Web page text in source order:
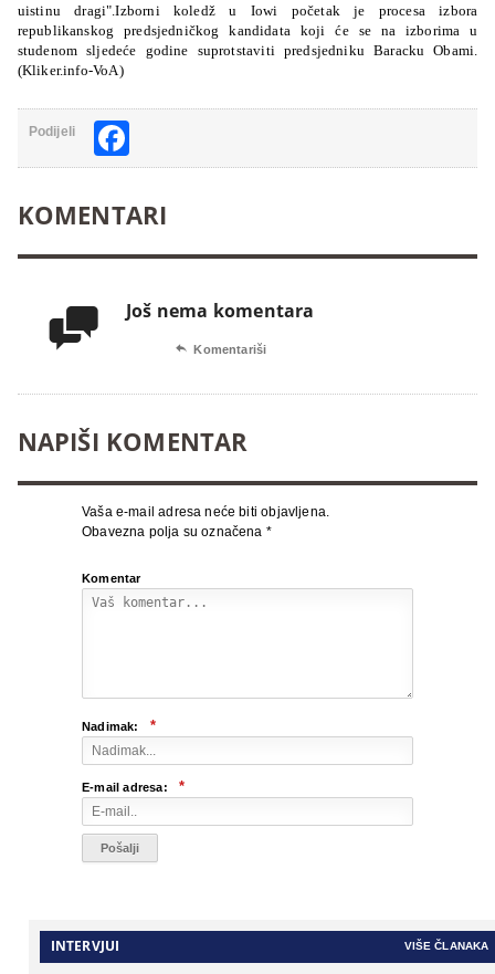
uistinu dragi".Izborni koledž u Iowi početak je procesa izbora
republikanskog predsjedničkog kandidata koji će se na izborima u
studenom sljedeće godine suprotstaviti predsjedniku Baracku Obami.
(Kliker.info-VoA)
Podijeli
KOMENTARI
 Još nema komentara
 Komentariši
NAPIŠI KOMENTAR
Vaša e-mail adresa neće biti objavljena.
Obavezna polja su označena *
Komentar
Nadimak: *
E-mail adresa: *
INTERVJUI VIŠE ČLANAKA